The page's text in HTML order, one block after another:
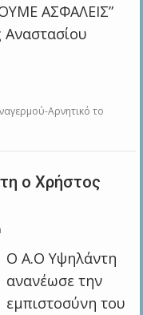
ΑΣΦΑΛΕΙΣ”
Αρνητικό το
ο Χρήστος
Ο Α.Ο Υψηλάντη
ανανέωσε την
εμπιστοσύνη του